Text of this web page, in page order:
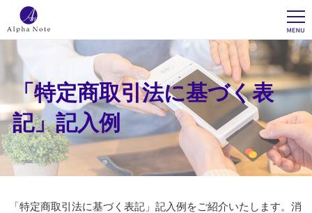
「特定商取引法に基づく表
記」記入例
「特定商取引法に基づく表記」記入例をご紹介いたします。消